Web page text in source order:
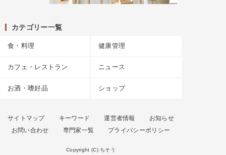
カテゴリー一覧
食・料理 健康管理
カフェ・レストラン ニュース
お酒・嗜好品 ショップ
サイトマップ キーワード 運営者情報
お知らせ
お問い合わせ
専門家一覧 プライバシーポリシー
Copyright (C) ちそう